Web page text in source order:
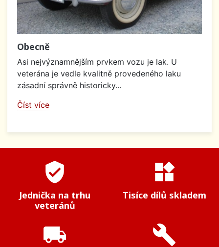
Obecně
Asi nejvýznamnějším prvkem vozu je lak. U
veterána je vedle kvalitně provedeného laku
zásadní správně historicky...
Číst více
verified_user
Jednička na trhu
veteránů
widgets
Tisíce dílů skladem
local_shipping build